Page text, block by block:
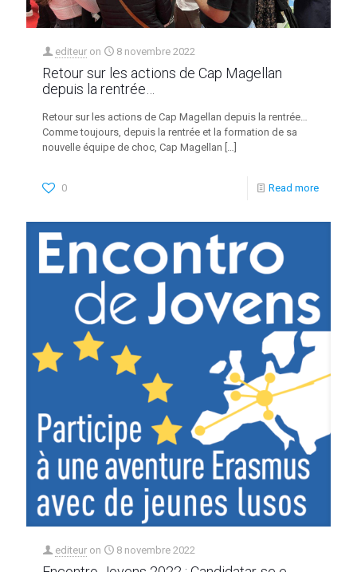
editeur on 8 novembre 2022
Retour sur les actions de Cap Magellan
depuis la rentrée…
Retour sur les actions de Cap Magellan depuis la rentrée…
Comme toujours, depuis la rentrée et la formation de sa
nouvelle équipe de choc, Cap Magellan […]
0 Read more
editeur on 8 novembre 2022